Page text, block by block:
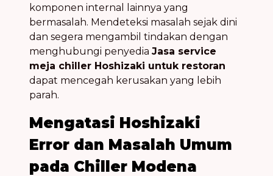
komponen internal lainnya yang
bermasalah. Mendeteksi masalah sejak dini
dan segera mengambil tindakan dengan
menghubungi penyedia Jasa service
meja chiller Hoshizaki untuk restoran
dapat mencegah kerusakan yang lebih
parah.
Mengatasi Hoshizaki
Error dan Masalah Umum
pada Chiller Modena